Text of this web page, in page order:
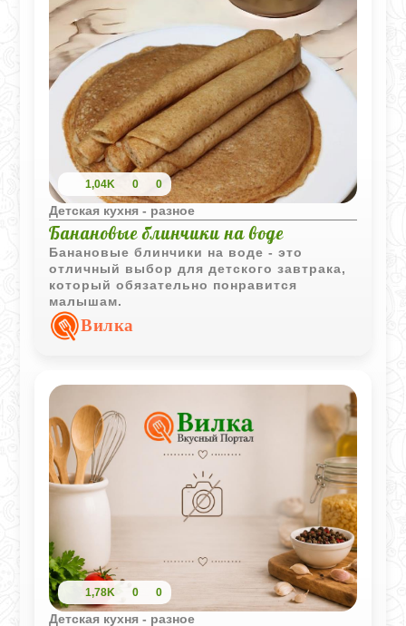
1,04K 0 0
Детская кухня - разное
Банановые блинчики на воде
Банановые блинчики на воде - это
отличный выбор для детского завтрака,
который обязательно понравится
малышам.
Вилка
1,78K 0 0
Детская кухня - разное